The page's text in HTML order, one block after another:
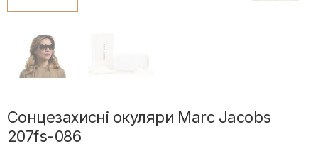
Сонцезахисні окуляри Marc Jacobs
207fs-086